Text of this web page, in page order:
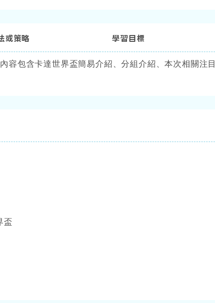
容包含卡達世界盃簡易介紹、分組介紹、本次相關注目
或策略 學習目標
盃